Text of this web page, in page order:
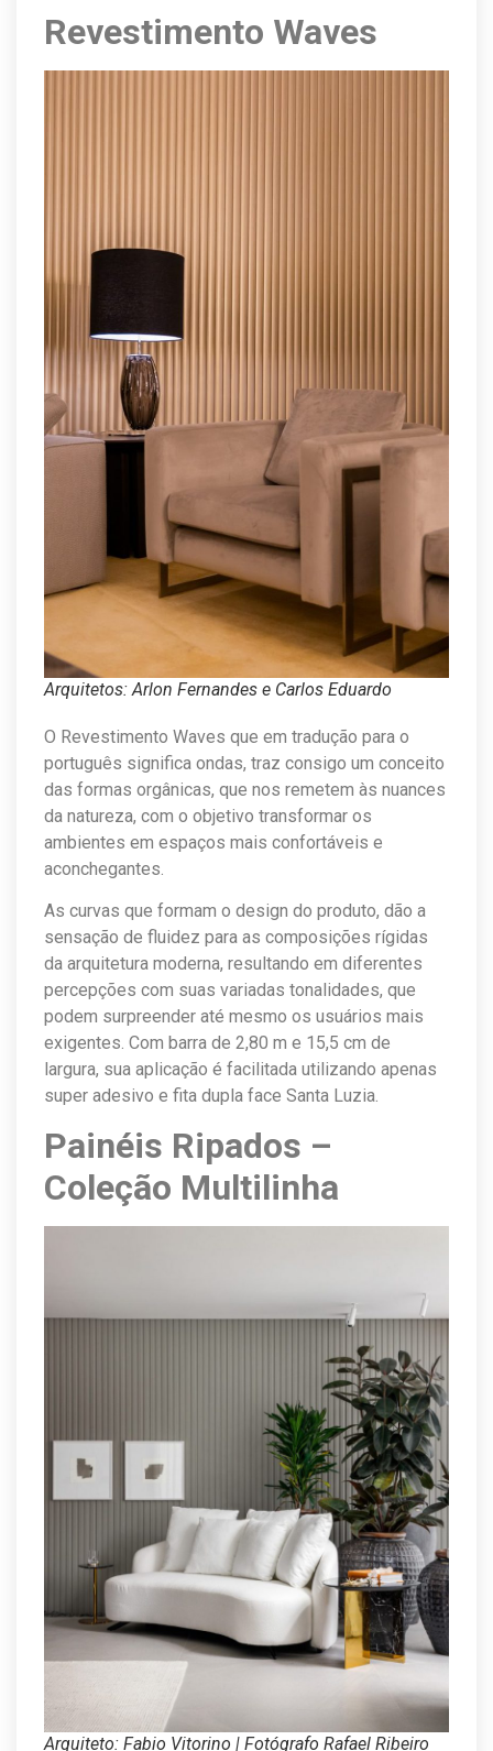
Revestimento Waves
Arquitetos: Arlon Fernandes e Carlos Eduardo
O Revestimento Waves que em tradução para o
português significa ondas, traz consigo um conceito
das formas orgânicas, que nos remetem às nuances
da natureza, com o objetivo transformar os
ambientes em espaços mais confortáveis e
aconchegantes.
As curvas que formam o design do produto, dão a
sensação de fluidez para as composições rígidas
da arquitetura moderna, resultando em diferentes
percepções com suas variadas tonalidades, que
podem surpreender até mesmo os usuários mais
exigentes. Com barra de 2,80 m e 15,5 cm de
largura, sua aplicação é facilitada utilizando apenas
super adesivo e fita dupla face Santa Luzia.
Painéis Ripados –
Coleção Multilinha
Arquiteto: Fabio Vitorino | Fotógrafo Rafael Ribeiro